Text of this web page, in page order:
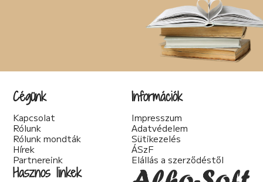
Cégünk
Kapcsolat
Rólunk
Rólunk mondták
Hírek
Partnereink
Információk
Impresszum
Adatvédelem
Sütikezelés
ÁSzF
Elállás a szerződéstől
Hasznos linkek